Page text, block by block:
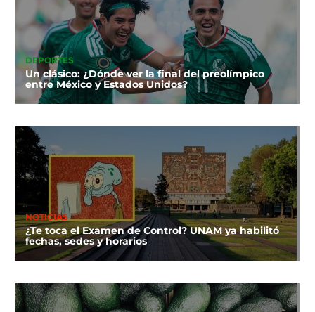
DEPORTES
Un clásico: ¿Dónde ver la final del preolímpico
entre México y Estados Unidos?
NOTICIAS
¿Te toca el Examen de Control? UNAM ya habilitó
fechas, sedes y horarios